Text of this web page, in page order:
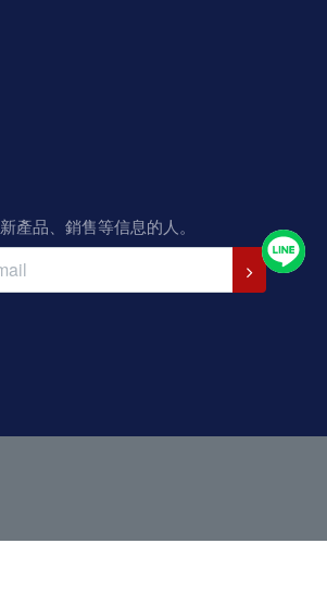
產品、銷售等信息的人。